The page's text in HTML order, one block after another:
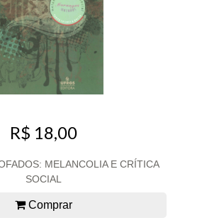
R$ 18,00
MELANCOLIA E CRÍTICA
SOCIAL
Comprar